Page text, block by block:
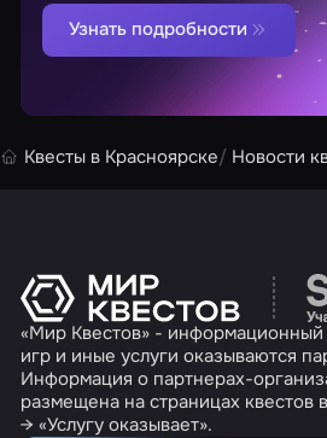
Узнать подробности
Квесты в Красноярске Новости
«Мир Квестов» - информационный
игр и иные услуги оказываются
Информация о партнерах-
размещена на страницах квестов
→ «Услугу оказывает».